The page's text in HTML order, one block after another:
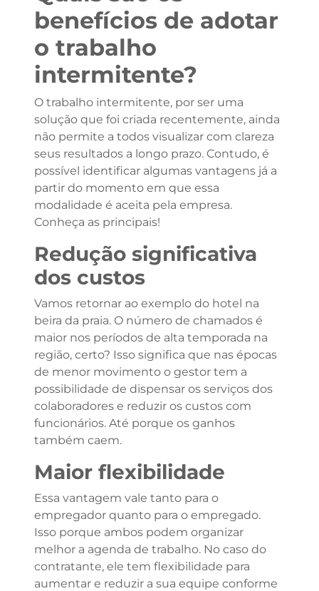
benefícios de adotar
o trabalho
intermitente?
O trabalho intermitente, por ser uma
solução que foi criada recentemente, ainda
não permite a todos visualizar com clareza
seus resultados a longo prazo. Contudo, é
possível identificar algumas vantagens já a
partir do momento em que essa
modalidade é aceita pela empresa.
Conheça as principais!
Redução significativa
dos custos
Vamos retornar ao exemplo do hotel na
beira da praia. O número de chamados é
maior nos períodos de alta temporada na
região, certo? Isso significa que nas épocas
de menor movimento o gestor tem a
possibilidade de dispensar os serviços dos
colaboradores e reduzir os custos com
funcionários. Até porque os ganhos
também caem.
Maior flexibilidade
Essa vantagem vale tanto para o
empregador quanto para o empregado.
Isso porque ambos podem organizar
melhor a agenda de trabalho. No caso do
contratante, ele tem flexibilidade para
aumentar e reduzir a sua equipe conforme